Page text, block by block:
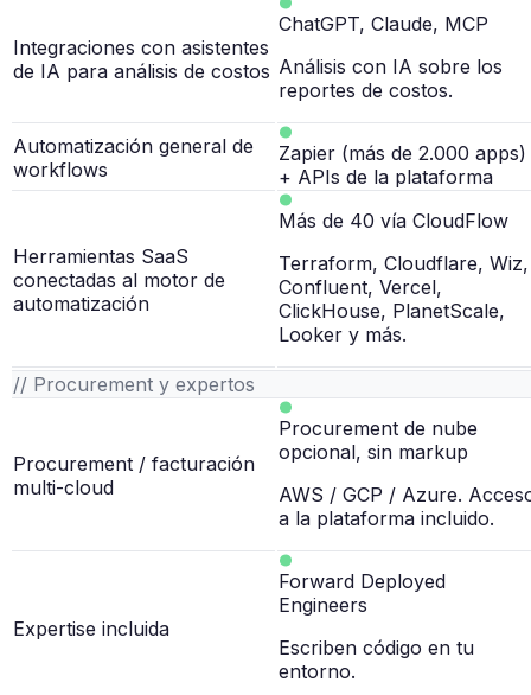
Integraciones con asistentes
de IA para análisis de costos
ChatGPT, Claude, MCP
Análisis con IA sobre los
reportes de costos.
Automatización general de
workflows
Zapier (más de 2.000 apps)
+ APIs de la plataforma
Herramientas SaaS
conectadas al motor de
automatización
Más de 40 vía CloudFlow
Terraform, Cloudflare, Wiz,
Confluent, Vercel,
ClickHouse, PlanetScale,
Looker y más.
// Procurement y expertos
Procurement / facturación
multi-cloud
Procurement de nube
opcional, sin markup
AWS / GCP / Azure.
a la plataforma incluido.
Expertise incluida
Forward Deployed
Engineers
Escriben código en tu
entorno.